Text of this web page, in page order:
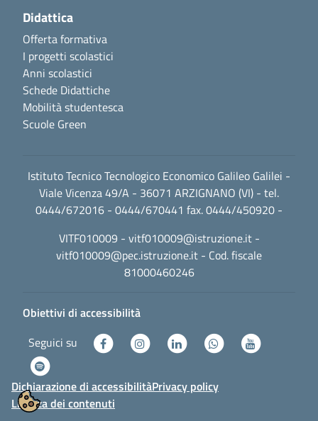
Didattica
Offerta formativa
I progetti scolastici
Anni scolastici
Schede Didattiche
Mobilità studentesca
Scuole Green
Istituto Tecnico Tecnologico Economico Galileo Galilei -
Viale Vicenza 49/A - 36071 ARZIGNANO (VI) - tel.
0444/672016 - 0444/670441 fax. 0444/450920 -
VITF010009 - vitf010009@istruzione.it-
vitf010009@pec.istruzione.it - Cod. fiscale
81000460246
Obiettivi di accessibilità
Seguici su
Dichiarazione di accessibilitàPrivacy policy
Licenza dei contenuti